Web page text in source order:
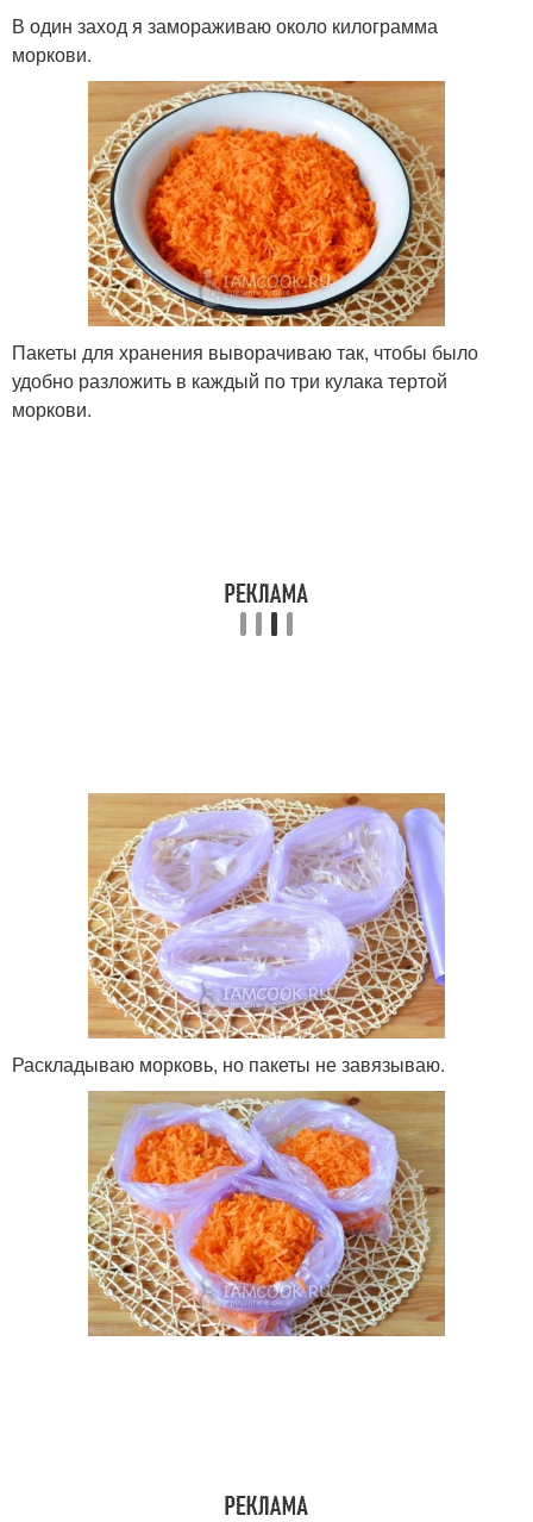
В один заход я замораживаю около килограмма
моркови.
Пакеты для хранения выворачиваю так, чтобы было
удобно разложить в каждый по три кулака тертой
моркови.
Раскладываю морковь, но пакеты не завязываю.